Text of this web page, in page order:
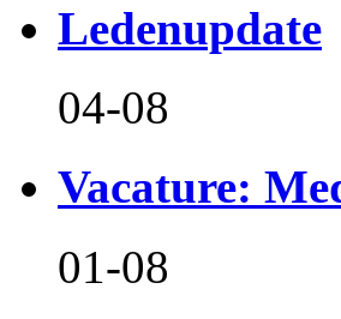
Ledenupdate
04-08
Vacature:
01-08